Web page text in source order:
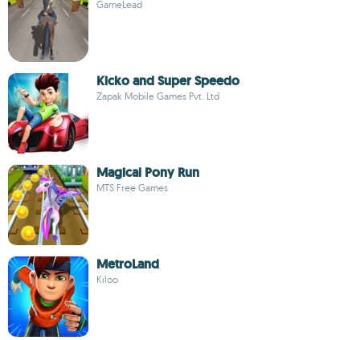
GameLead
Kicko and Super Speedo
Zapak Mobile Games Pvt. Ltd
Magical Pony Run
MTS Free Games
MetroLand
Kiloo